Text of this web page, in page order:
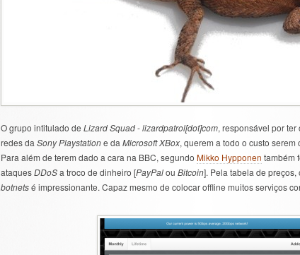
O grupo intitulado de Lizard Squad-lizardpatrol[dot]com, responsável por
redes da Sony Playstatione da Microsoft XBox, querem a todo o custo
Para além de terem dado a cara na BBC, segundo Mikko Hypponen também
ataquesDDoSa troco de dinheiro [PayPalou Bitcoin]. Pela tabela de preços,
botnetsé impressionante. Capaz mesmo de colocar offline muitos serviços